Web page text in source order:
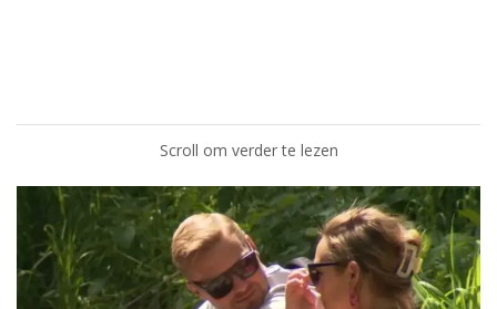
Scroll om verder te lezen